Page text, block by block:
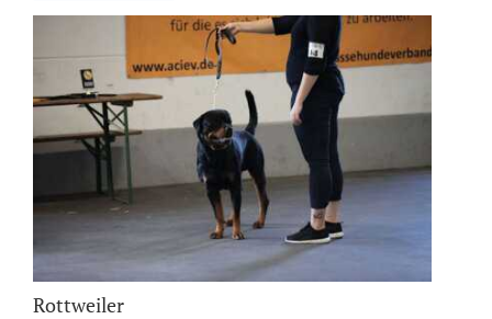
Rottweiler